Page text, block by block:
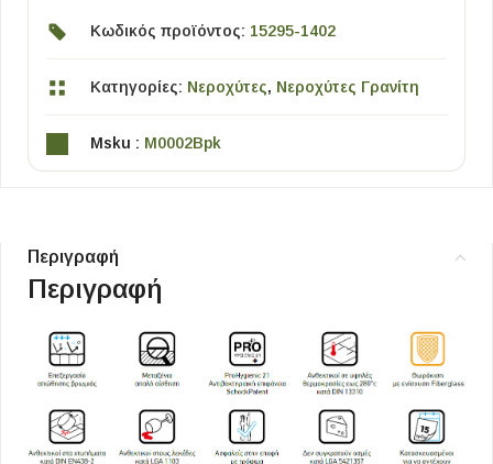
Κωδικός προϊόντος: 15295-1402
Κατηγορίες: Νεροχύτες, Νεροχύτες Γρανίτη
Msku : M0002Bpk
Περιγραφή
Περιγραφή